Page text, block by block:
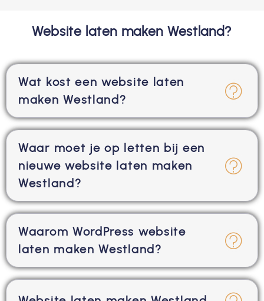
Website laten maken Westland?
Wat kost een website laten
maken Westland?
Waar moet je op letten bij een
nieuwe website laten maken
Westland?
Waarom WordPress website
laten maken Westland?